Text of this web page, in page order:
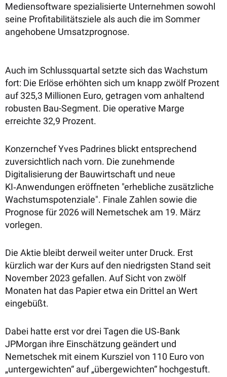
Mediensoftware spezialisierte Unternehmen sowohl
seine Profitabilitätsziele als auch die im Sommer
angehobene Umsatzprognose.
Auch im Schlussquartal setzte sich das Wachstum
fort: Die Erlöse erhöhten sich um knapp zwölf Prozent
auf 325,3 Millionen Euro, getragen vom anhaltend
robusten Bau-Segment. Die operative Marge
erreichte 32,9 Prozent.
Konzernchef Yves Padrines blickt entsprechend
zuversichtlich nach vorn. Die zunehmende
Digitalisierung der Bauwirtschaft und neue
KI‑Anwendungen eröffneten "erhebliche zusätzliche
Wachstumspotenziale". Finale Zahlen sowie die
Prognose für 2026 will Nemetschek am 19. März
vorlegen.
Die Aktie bleibt derweil weiter unter Druck. Erst
kürzlich war der Kurs auf den niedrigsten Stand seit
November 2023 gefallen. Auf Sicht von zwölf
Monaten hat das Papier etwa ein Drittel an Wert
eingebüßt.
Dabei hatte erst vor drei Tagen die US‑Bank
JPMorgan ihre Einschätzung geändert und
Nemetschek mit einem Kursziel von 110 Euro von
„untergewichten“ auf „übergewichten“ hochgestuft.